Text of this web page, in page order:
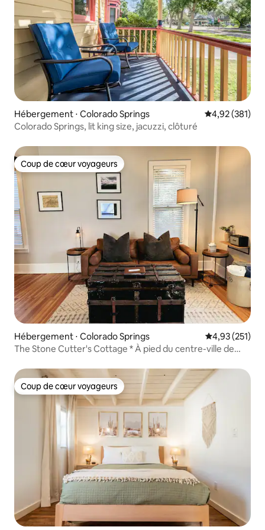
Hébergement ⋅ Colorado Springs Évaluation
4,92 (381)
Colorado Springs, lit king size, jacuzzi, clôturé
Coup de cœur voyageurs
Coup de cœur voyageurs
Hébergement ⋅ Colorado Springs Évaluation
4,93 (251)
The Stone Cutter's Cottage * À pied du centre-ville de
Coup de cœur voyageurs
Coup de cœur voyageurs